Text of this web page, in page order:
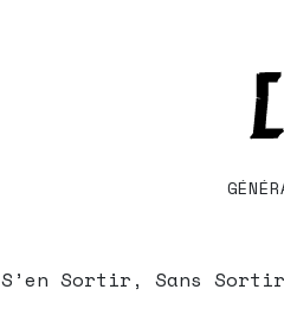
S’en Sortir, Sans Sortir